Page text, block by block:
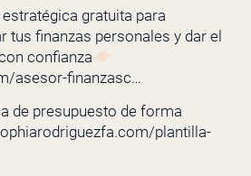
gratuita para
tus finanzas personales y dar el
confianza
asesor-finanzasc…
de presupuesto de forma
plantilla-